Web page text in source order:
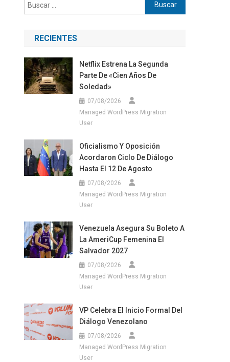
RECIENTES
Netflix Estrena La Segunda
Parte De «Cien Años De
Soledad»
07/08/2026
Managed WordPress Migration
User
Oficialismo Y Oposición
Acordaron Ciclo De Diálogo
Hasta El 12 De Agosto
07/08/2026
Managed WordPress Migration
User
Venezuela Asegura Su Boleto A
La AmeriCup Femenina El
Salvador 2027
07/08/2026
Managed WordPress Migration
User
VP Celebra El Inicio Formal Del
Diálogo Venezolano
07/08/2026
Managed WordPress Migration
User